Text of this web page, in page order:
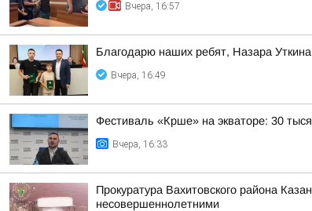
Вчера, 16:57
Благодарю наших ребят, Назара
Вчера, 16:49
Фестиваль «Крше» на экваторе: 30
Вчера, 16:33
Прокуратура Вахитовского района
несовершеннолетними